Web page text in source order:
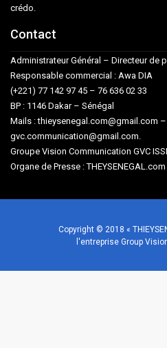
crédo.
Contact
Administrateur Général – Directeur de
Responsable commercial : Awa DIA
(+221) 77 142 97 45 – 76 636 02 33
BP : 1146 Dakar – Sénégal
Mails : thieysenegal.com@gmail.com –
gvc.communication@gmail.com.
Groupe Vision Communication GVC
Organe de Presse :
Copyright © 2018 «
l'entreprise Group